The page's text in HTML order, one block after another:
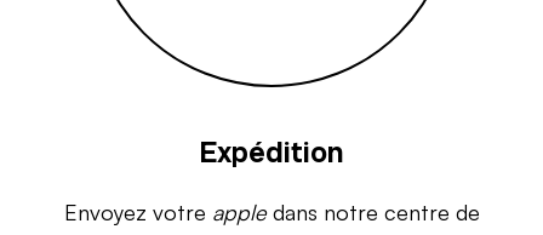
Expédition
Envoyez votre appledans notre centre de